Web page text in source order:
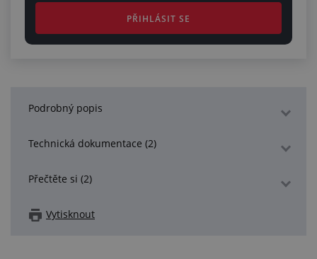
PŘIHLÁSIT SE
Podrobný popis
Technická dokumentace (2)
Přečtěte si (2)
Vytisknout